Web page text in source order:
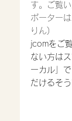
す。ご覧
ポーター
りん)
jcomをご
ない方は
ーカル」
だけるそう